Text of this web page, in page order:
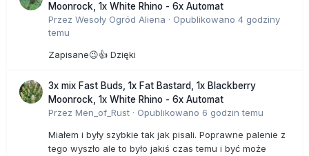
Moonrock, 1x White Rhino - 6x Automat
Przez Wesoły Ogród Aliena · Opublikowano 4 godziny
temu
Zapisane😉👍 Dzięki
3x mix Fast Buds, 1x Fat Bastard, 1x Blackberry
Moonrock, 1x White Rhino - 6x Automat
Przez Men_of_Rust · Opublikowano 6 godzin temu
Miałem i były szybkie tak jak pisali. Poprawne palenie z
tego wyszło ale to było jakiś czas temu i być może